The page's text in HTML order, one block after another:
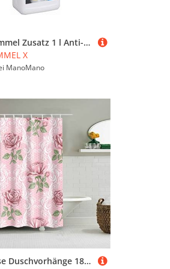
(409.557)
& Messer
&
(3.120)
(1.507)
Anti-Schimmel Zusatz 1 l Anti-Schimmel & Nikotinsperre - Schimmel X
X
ManoMano
Jqynn Rose Duschvorhänge 180x210cm, Gewichteter Saum, Wasserdicht Waschbar, Anti-Schimmel, Schnell Trocknend Polyestergewebe Badezimmerzubehör, Lang Textil Farbe Shower Curtain mit Haken